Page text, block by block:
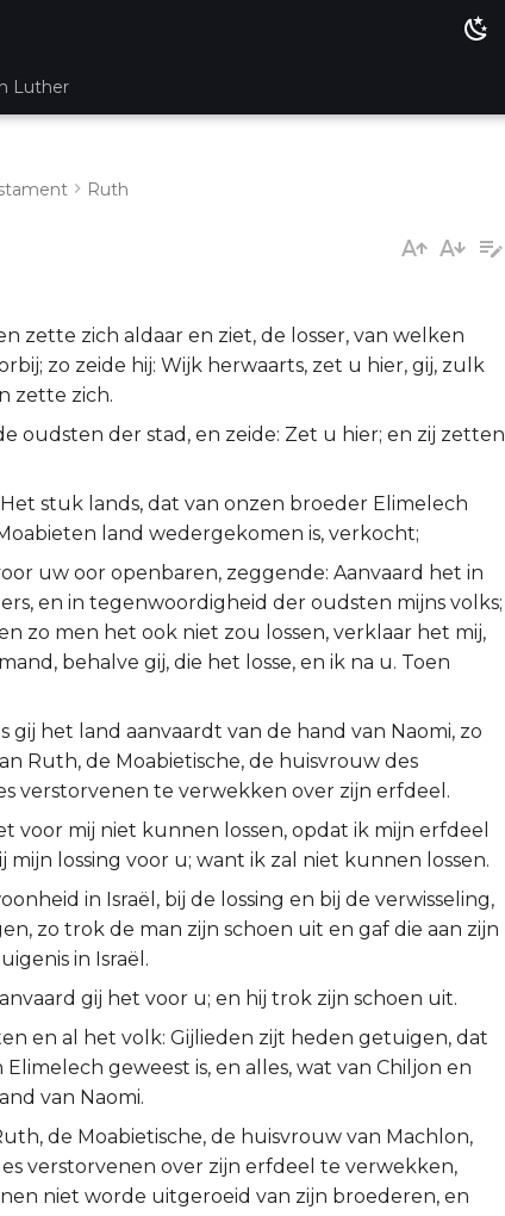
Luther
Ruth
zette zich aldaar en ziet, de losser, van welken
zo zeide hij: Wijk herwaarts, zet u hier, gij, zulk
zette zich.
oudsten der stad, en zeide: Zet u hier; en zij zetten
stuk lands, dat van onzen broeder Elimelech
land wedergekomen is, verkocht;
uw oor openbaren, zeggende: Aanvaard het in
en in tegenwoordigheid der oudsten mijns volks;
zo men het ook niet zou lossen, verklaar het mij,
behalve gij, die het losse, en ik na u. Toen
gij het land aanvaardt van de hand van Naomi, zo
Ruth, de Moabietische, de huisvrouw des
verstorvenen te verwekken over zijn erfdeel.
voor mij niet kunnen lossen, opdat ik mijn erfdeel
mijn lossing voor u; want ik zal niet kunnen lossen.
in Israël, bij de lossing en bij de verwisseling,
zo trok de man zijn schoen uit en gaf die aan zijn
in Israël.
gij het voor u; en hij trok zijn schoen uit.
en al het volk: Gijlieden zijt heden getuigen, dat
geweest is, en alles, wat van Chiljon en
van Naomi.
de Moabietische, de huisvrouw van Machlon,
verstorvenen over zijn erfdeel te verwekken,
niet worde uitgeroeid van zijn broederen, en